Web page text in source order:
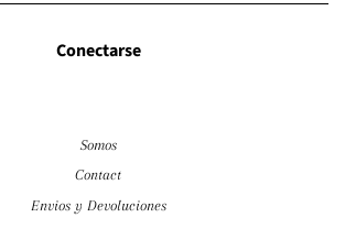
Conectarse
Somos
Contact
Envios y Devoluciones